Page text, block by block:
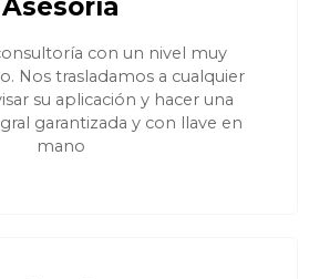
Asesoría
con un nivel muy
Nos trasladamos a cualquier
su aplicación y hacer una
garantizada y con llave en
mano